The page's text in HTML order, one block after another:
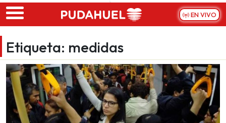
Skip to main content
EN VIVO
Etiqueta: medidas